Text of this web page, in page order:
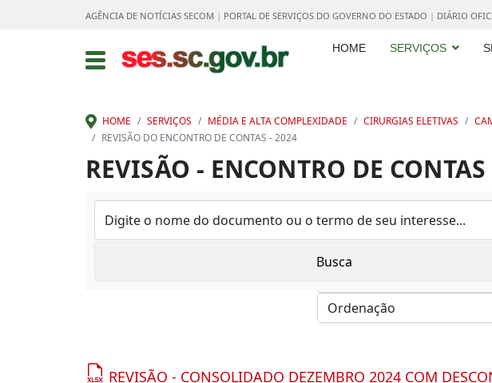
AGÊNCIA DE NOTÍCIAS SECOM | PORTAL DE SERVIÇOS DO GOVERNO DO ESTADO | DIÁRIO
HOME SERVIÇOS
HOME SERVIÇOS MÉDIA E ALTA COMPLEXIDADE CIRURGIAS ELETIVAS
REVISÃO DO ENCONTRO DE CONTAS - 2024
REVISÃO - ENCONTRO DE
REVISÃO - CONSOLIDADO DEZEMBRO 2024 COM